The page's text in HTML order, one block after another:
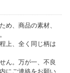
め、商品の素材、
上、全く同じ柄は
ん。万が一、不良
にご連絡をお願い